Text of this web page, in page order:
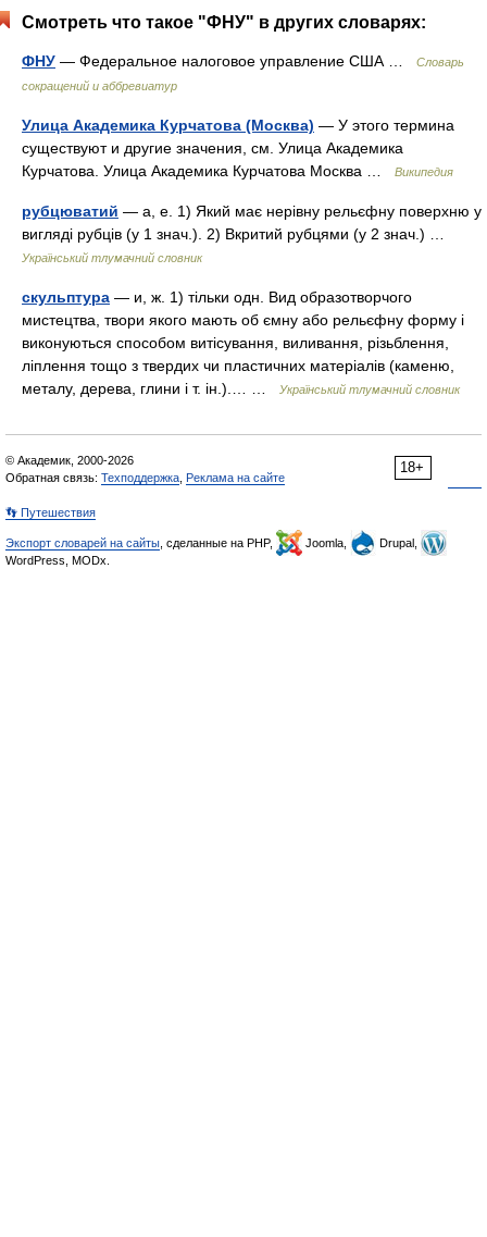
Смотреть что такое "ФНУ" в других словарях:
ФНУ — Федеральное налоговое управление США …
Словарь
сокращений и аббревиатур
Улица Академика Курчатова (Москва) — У этого термина
существуют и другие значения, см. Улица Академика
Курчатова. Улица Академика Курчатова Москва …
Википедия
рубцюватий — а, е. 1) Який має нерівну рельєфну поверхню у
вигляді рубців (у 1 знач.). 2) Вкритий рубцями (у 2 знач.) …
Український тлумачний словник
скульптура — и, ж. 1) тільки одн. Вид образотворчого
мистецтва, твори якого мають об ємну або рельєфну форму і
виконуються способом витісування, виливання, різьблення,
ліплення тощо з твердих чи пластичних матеріалів (каменю,
металу, дерева, глини і т. ін.).… …
Український тлумачний словник
18+
© Академик, 2000-2026
Обратная связь: Техподдержка Реклама на сайте
👣 Путешествия
Экспорт словарей на сайты , сделанные на PHP, Joomla,
Drupal,
WordPress, MODx.